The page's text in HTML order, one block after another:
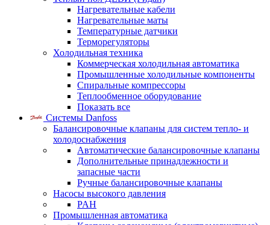
Нагревательные кабели
Нагревательные маты
Температурные датчики
Терморегуляторы
Холодильная техника
Коммерческая холодильная автоматика
Промышленные холодильные компоненты
Спиральные компрессоры
Теплообменное оборудование
Показать все
Системы Danfoss
Балансировочные клапаны для систем тепло- и
холодоснабжения
Автоматические балансировочные клапаны
Дополнительные принадлежности и
запасные части
Ручные балансировочные клапаны
Насосы высокого давления
PAH
Промышленная автоматика